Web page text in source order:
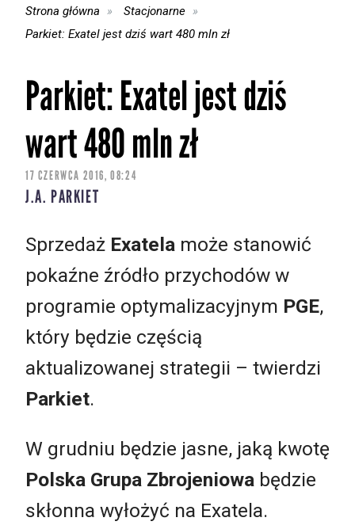
Strona główna
Stacjonarne
Parkiet: Exatel jest dziś wart 480 mln zł
Parkiet: Exatel jest dziś
wart 480 mln zł
17 CZERWCA 2016, 08:24
J.A. PARKIET
Sprzedaż Exatela może stanowić
pokaźne źródło przychodów w
programie optymalizacyjnym PGE,
który będzie częścią
aktualizowanej strategii – twierdzi
Parkiet.
W grudniu będzie jasne, jaką kwotę
Polska Grupa Zbrojeniowa będzie
skłonna wyłożyć na Exatela.